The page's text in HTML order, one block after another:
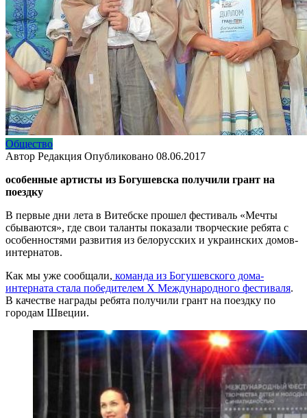
Общество
Автор Редакция Опубликовано 08.06.2017
особенные артисты из Богушевска получили грант на
поездку
В первые дни лета в Витебске прошел фестиваль «Мечты
сбываются», где свои таланты показали творческие ребята с
особенностями развития из белорусских и украинских домов-
интернатов.
Как мы уже сообщали, команда из Богушевского дома-
интерната стала победителем X Международного фестиваля.
В качестве награды ребята получили грант на поездку по
городам Швеции.